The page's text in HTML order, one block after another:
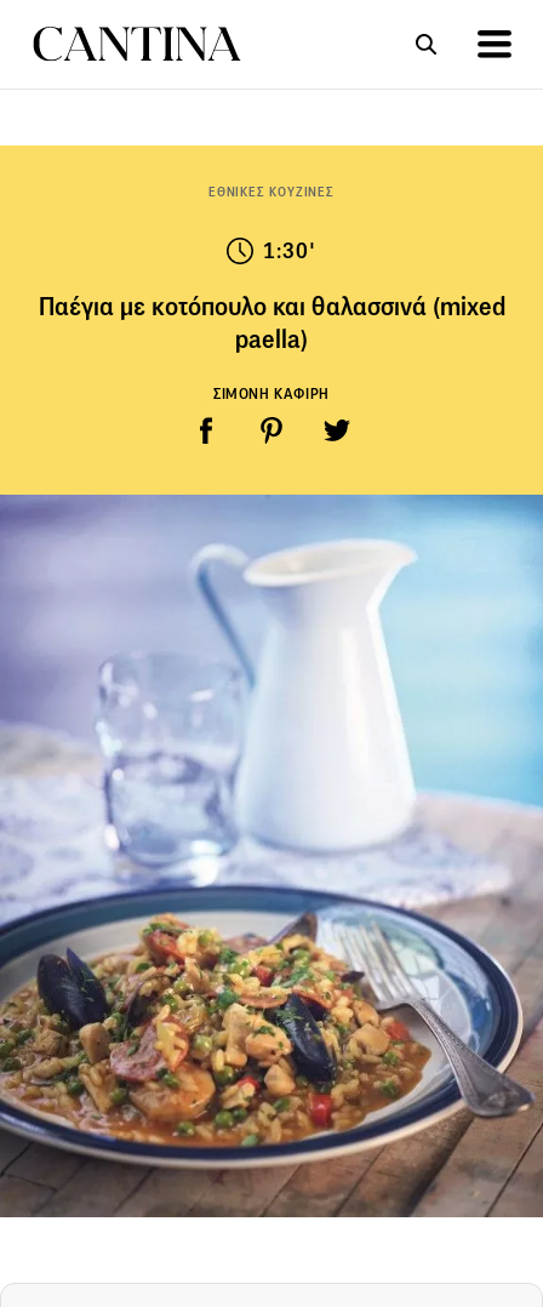
ΕΘΝΙΚΕΣ ΚΟΥΖΙΝΕΣ
1:30'
Παέγια με κοτόπουλο και θαλασσινά (mixed
paella)
ΣΙΜΟΝΗ ΚΑΦΙΡΗ